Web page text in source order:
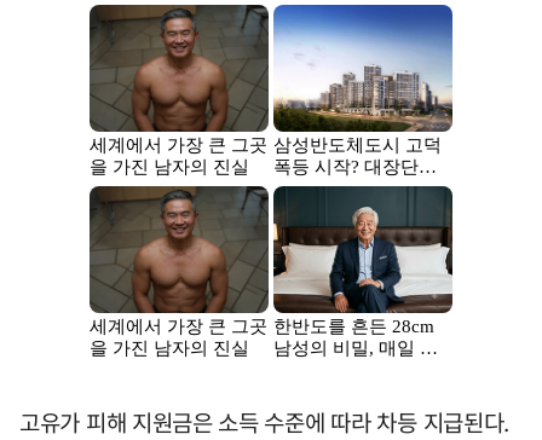
고유가 피해 지원금은 소득 수준에 따라 차등 지급된다.